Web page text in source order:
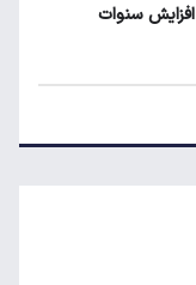
سنوات
پایان سال
شد/ سهم هر خانوار